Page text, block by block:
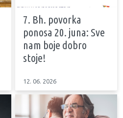
7. Bh. povorka
ponosa 20. juna: Sve
nam boje dobro
stoje!
12. 06. 2026